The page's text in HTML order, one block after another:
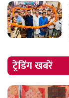
ट्रेंडिंग खबरें